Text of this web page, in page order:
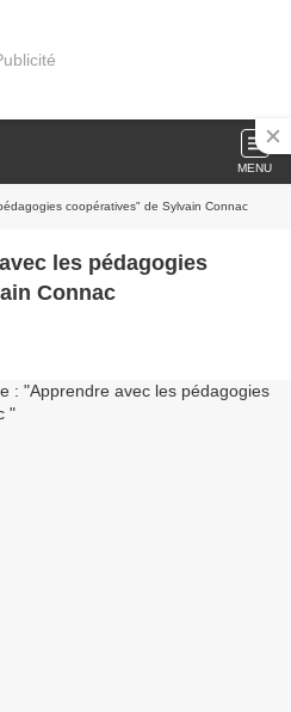
MENU
coopératives" de Sylvain Connac
les pédagogies
Connac